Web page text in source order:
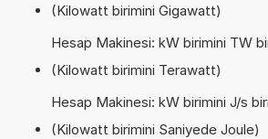
(Kilowatt birimini Gigawatt)
Hesap Makinesi: kW birimini TW
(Kilowatt birimini Terawatt)
Hesap Makinesi: kW birimini J/s
(Kilowatt birimini Saniyede Joule)